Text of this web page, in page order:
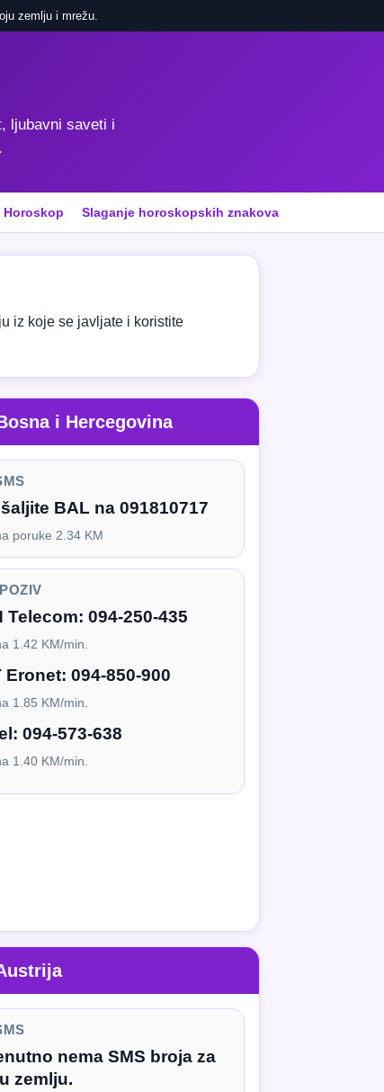
zemlju i mrežu.
ljubavni saveti i
Horoskop Slaganje horoskopskih znakova
iz koje se javljate i koristite
i Hercegovina
BAL na 091810717
poruke 2.34 KM
Telecom: 094-250-435
1.42 KM/min.
Eronet: 094-850-900
1.85 KM/min.
094-573-638
1.40 KM/min.
nema SMS broja za
zemlju.